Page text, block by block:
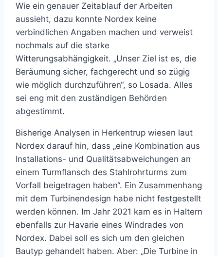
Wie ein genauer Zeitablauf der Arbeiten
aussieht, dazu konnte Nordex keine
verbindlichen Angaben machen und verweist
nochmals auf die starke
Witterungsabhängigkeit. „Unser Ziel ist es, die
Beräumung sicher, fachgerecht und so zügig
wie möglich durchzuführen“, so Losada. Alles
sei eng mit den zuständigen Behörden
abgestimmt.
Bisherige Analysen in Herkentrup wiesen laut
Nordex darauf hin, dass „eine Kombination aus
Installations- und Qualitätsabweichungen an
einem Turmflansch des Stahlrohrturms zum
Vorfall beigetragen haben“. Ein Zusammenhang
mit dem Turbinendesign habe nicht festgestellt
werden können. Im Jahr 2021 kam es in Haltern
ebenfalls zur Havarie eines Windrades von
Nordex. Dabei soll es sich um den gleichen
Bautyp gehandelt haben. Aber: „Die Turbine in